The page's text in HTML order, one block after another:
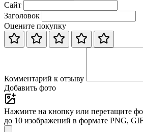
Сайт
Заголовок
Оцените покупку
Комментарий к отзыву
Добавить фото
Нажмите на кнопку или перетащите
до 10 изображений в формате PNG,